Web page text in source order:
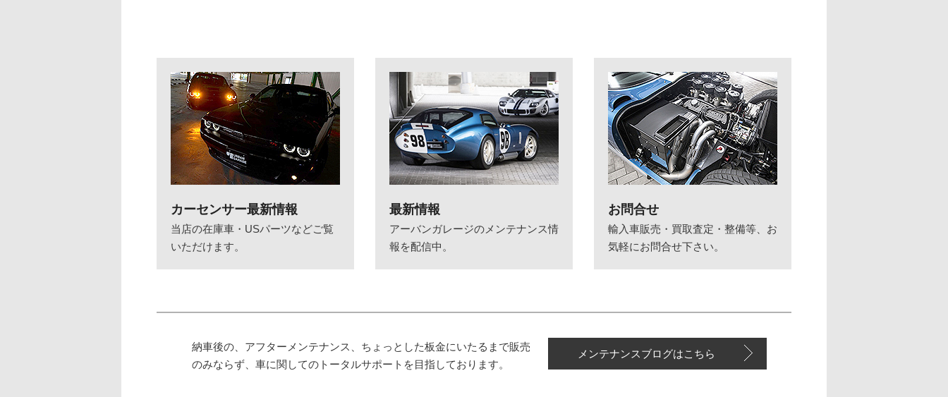
カーセンサー最新情報
当店の在庫車・USパーツなどご覧
いただけます。
最新情報
アーバンガレージのメンテナンス情
報を配信中。
お問合せ
輸入車販売・買取査定・整備等、お
気軽にお問合せ下さい。
納車後の、アフターメンテナンス、ちょっとした板金にいたるまで販売
のみならず、車に関してのトータルサポートを目指しております。
メンテナンスブログはこちら